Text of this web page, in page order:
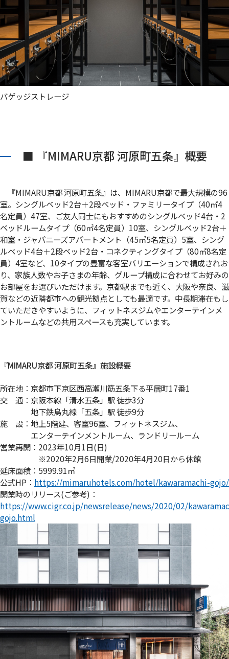
バゲッジストレージ
■ 『MIMARU京都 河原町五条』概要
『MIMARU京都 河原町五条』は、MIMARU京都で最大規模の96
室。シングルベッド2台＋2段ベッド・ファミリータイプ（40㎡4
名定員）47室、ご友人同士にもおすすめのシングルベッド4台・2
ベッドルームタイプ（60㎡4名定員）10室、シングルベッド2台＋
和室・ジャパニーズアパートメント（45㎡5名定員）5室、シング
ルベッド4台＋2段ベッド2台・コネクティングタイプ（80㎡8名定
員）4室など、10タイプの豊富な客室バリエーションで構成されお
り、家族人数やお子さまの年齢、グループ構成に合わせてお好みの
お部屋をお選びいただけます。京都駅までも近く、大阪や奈良、滋
賀などの近隣都市への観光拠点としても最適です。中長期滞在もし
ていただきやすいように、フィットネスジムやエンターテインメ
ントルームなどの共用スペースも充実しています。
『MIMARU京都 河原町五条』施設概要
所在地：京都市下京区西高瀬川筋五条下る平居町17番1
交 通：京阪本線「清水五条」駅 徒歩3分
地下鉄烏丸線「五条」駅 徒歩9分
施 設：地上5階建、客室96室、フィットネスジム、
エンターテインメントルーム、ランドリールーム
営業再開：2023年10月1日(日)
※2020年2月6日開業/2020年4月20日から休館
延床面積：5999.91㎡
公式HP： https://mimaruhotels.com/hotel/kawaramachi-gojo/
開業時のリリース(ご参考)：
https://www.cigr.co.jp/newsrelease/news/2020/02/
gojo.html